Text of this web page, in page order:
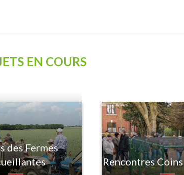
EN COURS
des Fermes
Rencontres